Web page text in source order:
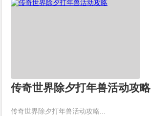
传奇世界除夕打年兽活动攻略
传奇世界除夕打年兽活动攻略...